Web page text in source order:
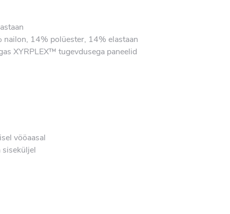
14% polüester, 14% elastaan
XYRPLEX™ tugevdusega paneelid
vööaasal
siseküljel